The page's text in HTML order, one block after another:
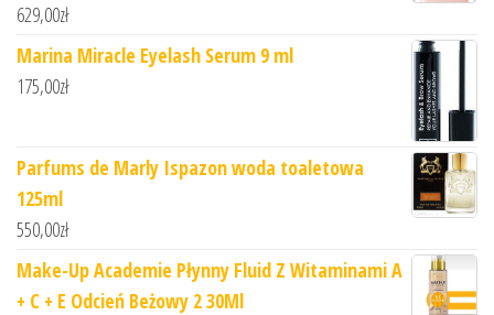
629,00zł
Marina Miracle Eyelash Serum 9 ml
175,00zł
Parfums de Marly Ispazon woda toaletowa
125ml
550,00zł
Make-Up Academie Płynny Fluid Z Witaminami A
+ C + E Odcień Beżowy 2 30Ml